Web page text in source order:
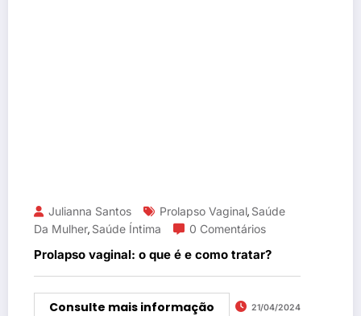
Julianna Santos Prolapso Vaginal, Saúde
Da Mulher, Saúde Íntima 0 Comentários
Prolapso vaginal: o que é e como tratar?
Consulte mais informação 21/04/2024